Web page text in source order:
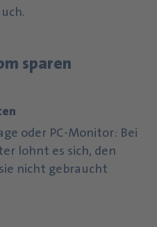
sparen
oder PC-Monitor: Bei
lohnt es sich, den
nicht gebraucht